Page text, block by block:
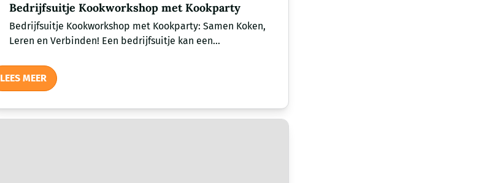
Bedrijfsuitje Kookworkshop met Kookparty
Bedrijfsuitje Kookworkshop met Kookparty: Samen Koken,
Leren en Verbinden! Een bedrijfsuitje kan een...
LEES MEER